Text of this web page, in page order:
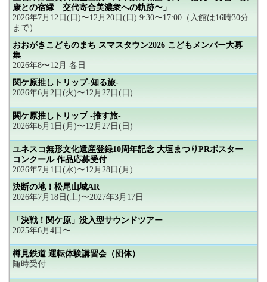
康との宿縁 交代寄合美濃衆への軌跡〜」
2026年7月12日(日)〜12月20日(日) 9:30〜17:00（入館は16時30分
まで）
おおがきこどものまち スマスタウン2026 こどもメンバー大募
集
2026年8〜12月 各日
関ケ原推しトリップ-知る旅-
2026年6月2日(火)〜12月27日(日)
関ケ原推しトリップ -推す旅-
2026年6月1日(月)〜12月27日(日)
ユネスコ無形文化遺産登録10周年記念 大垣まつりPRポスター
コンクール 作品応募受付
2026年7月1日(水)〜12月28日(月)
決断の地！松尾山城AR
2026年7月18日(土)〜2027年3月17日
「決戦！関ケ原」没入型サウンドツアー
2025年6月4日〜
樽見鉄道 運転体験講習会（団体）
随時受付